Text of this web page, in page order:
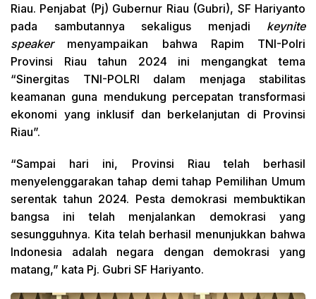
Riau. Penjabat (Pj) Gubernur Riau (Gubri), SF Hariyanto
pada sambutannya sekaligus menjadi keynite
speakermenyampaikan bahwa Rapim TNI-Polri
Provinsi Riau tahun 2024 ini mengangkat tema
“Sinergitas TNI-POLRI dalam menjaga stabilitas
keamanan guna mendukung percepatan transformasi
ekonomi yang inklusif dan berkelanjutan di Provinsi
Riau”.
“Sampai hari ini, Provinsi Riau telah berhasil
menyelenggarakan tahap demi tahap Pemilihan Umum
serentak tahun 2024. Pesta demokrasi membuktikan
bangsa ini telah menjalankan demokrasi yang
sesungguhnya. Kita telah berhasil menunjukkan bahwa
Indonesia adalah negara dengan demokrasi yang
matang,” kata Pj. Gubri SF Hariyanto.